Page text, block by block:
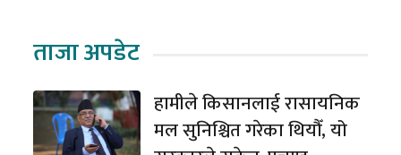
ताजा अपडेट
हामीले किसानलाई रासायनिक
मल सुनिश्चित गरेका थियौँ, यो